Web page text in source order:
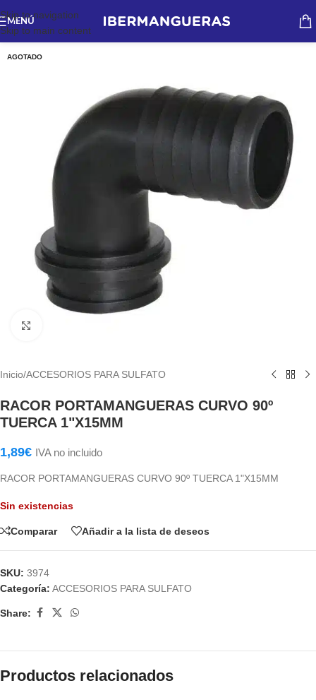
Skip to navigation
Skip to main content
MENÚ
AGOTADO
Inicio/ACCESORIOS PARA SULFATO
RACOR PORTAMANGUERAS CURVO 90º
TUERCA 1"X15MM
1,89€ IVA no incluido
RACOR PORTAMANGUERAS CURVO 90º TUERCA 1"X15MM
Sin existencias
Comparar Añadir a la lista de deseos
SKU: 3974
Categoría: ACCESORIOS PARA SULFATO
Share:
Productos relacionados